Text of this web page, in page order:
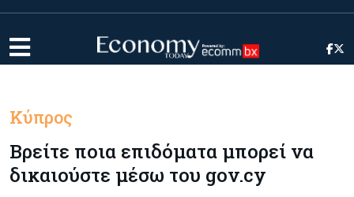
Κύπρος
Βρείτε ποια επιδόματα μπορεί να
δικαιούστε μέσω του gov.cy